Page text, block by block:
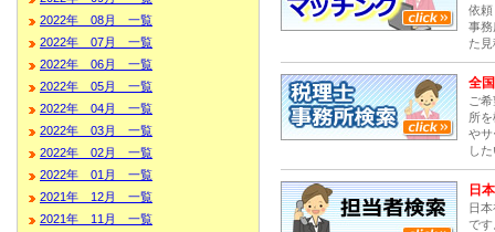
2022年 08月 一覧
2022年 07月 一覧
2022年 06月 一覧
2022年 05月 一覧
2022年 04月 一覧
2022年 03月 一覧
2022年 02月 一覧
2022年 01月 一覧
2021年 12月 一覧
2021年 11月 一覧
依頼
事務
た
全
ご
所
やサ
し
日
日
です